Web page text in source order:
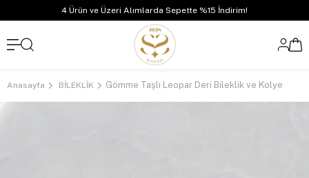
4 Ürün ve Üzeri Alımlarda Sepette %15 İndirim!
Anasayfa BİLEKLİK Gömme Taşlı Leopar Deri Bileklik ve Kolye